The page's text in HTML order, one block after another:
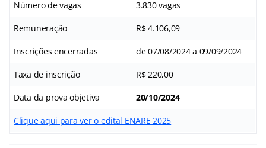
Número de vagas 3.830 vagas
Remuneração R$ 4.106,09
Inscrições encerradas de 07/08/2024 a 09/09/2024
Taxa de inscrição R$ 220,00
Data da prova objetiva 20/10/2024
Clique aqui para ver o edital ENARE 2025